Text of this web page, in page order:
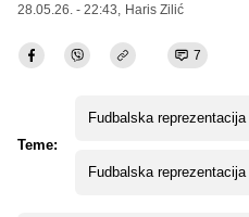
28.05.26. - 22:43, Haris Zilić
7
Teme:
Fudbalska
Fudbalska